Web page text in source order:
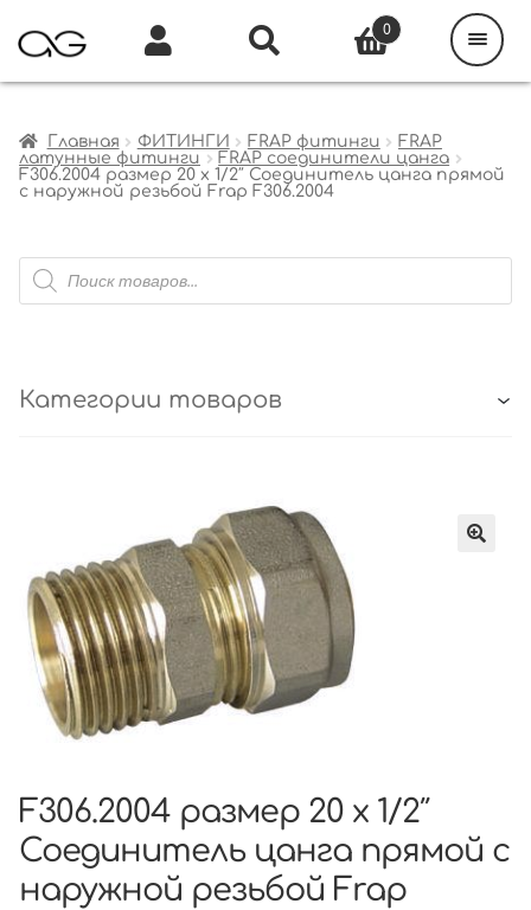
Главная ФИТИНГИ FRAP фитинги
FRAP
латунные фитинги
FRAP соединители цанга
F306.2004 размер 20 x 1/2″ Соединитель цанга прямой
с наружной резьбой Frap F306.2004
Поиск
товаров
Категории товаров
F306.2004 размер 20 x 1/2″
Соединитель цанга прямой с
наружной резьбой Frap
0